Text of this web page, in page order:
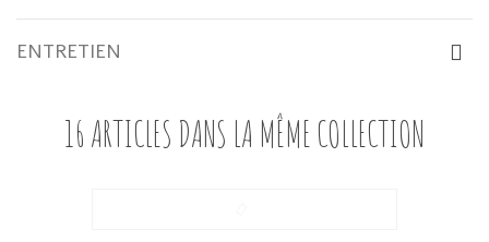
ENTRETIEN
16 ARTICLES DANS LA MÊME COLLECTION